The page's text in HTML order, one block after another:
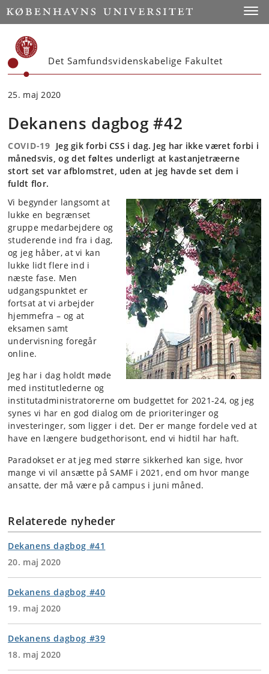
Start
Det Samfundsvidenskabelige Fakultet
25. maj 2020
Dekanens dagbog #42
COVID-19 Jeg gik forbi CSS i dag. Jeg har ikke været forbi i
månedsvis, og det føltes underligt at kastanjetræerne
stort set var afblomstret, uden at jeg havde set dem i
fuldt flor.
Vi begynder langsomt at
lukke en begrænset
gruppe medarbejdere og
studerende ind fra i dag,
og jeg håber, at vi kan
lukke lidt flere ind i
næste fase. Men
udgangspunktet er
fortsat at vi arbejder
hjemmefra – og at
eksamen samt
undervisning foregår
online.
Jeg har i dag holdt møde
med institutlederne og
institutadministratorerne om budgettet for 2021-24, og jeg
synes vi har en god dialog om de prioriteringer og
investeringer, som ligger i det. Der er mange fordele ved at
have en længere budgethorisont, end vi hidtil har haft.
Paradokset er at jeg med større sikkerhed kan sige, hvor
mange vi vil ansætte på SAMF i 2021, end om hvor mange
ansatte, der må være på campus i juni måned.
Relaterede nyheder
Dekanens dagbog #41
20. maj 2020
Dekanens dagbog #40
19. maj 2020
Dekanens dagbog #39
18. maj 2020